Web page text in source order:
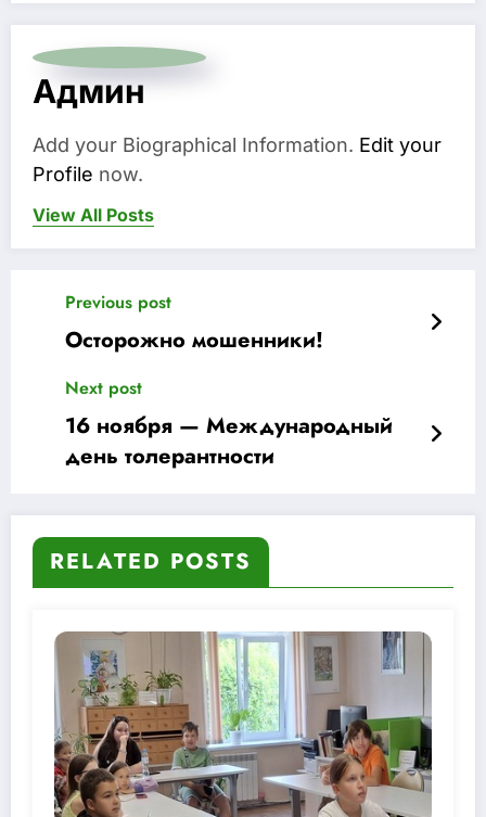
Админ
Add your Biographical Information. Edit your
Profile now.
View All Posts
Previous post
Осторожно мошенники!
Next post
16 ноября — Международный
день толерантности
RELATED POSTS